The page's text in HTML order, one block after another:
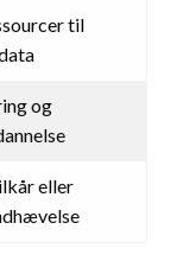
til
og
eller